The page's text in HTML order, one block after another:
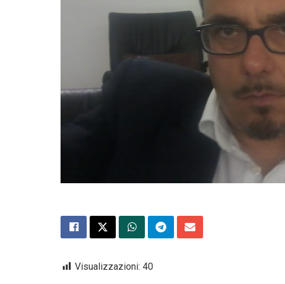
Visualizzazioni: 40